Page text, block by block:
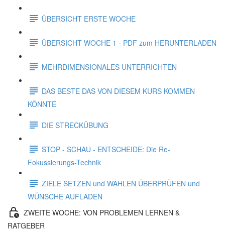
ÜBERSICHT ERSTE WOCHE
ÜBERSICHT WOCHE 1 - PDF zum HERUNTERLADEN
MEHRDIMENSIONALES UNTERRICHTEN
DAS BESTE DAS VON DIESEM KURS KOMMEN
KÖNNTE
DIE STRECKÜBUNG
STOP - SCHAU - ENTSCHEIDE: Die Re-
Fokussierungs-Technik
ZIELE SETZEN und WAHLEN ÜBERPRÜFEN und
WÜNSCHE AUFLADEN
ZWEITE WOCHE: VON PROBLEMEN LERNEN &
RATGEBER